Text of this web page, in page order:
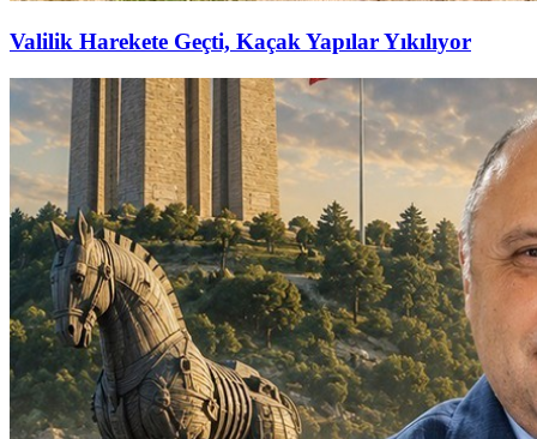
Valilik Harekete Geçti, Kaçak Yapılar Yıkılıyor